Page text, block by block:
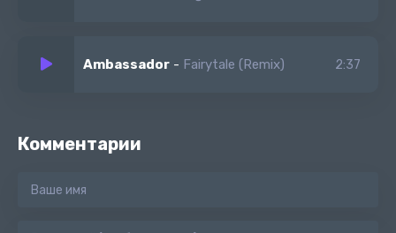
Ambassador - Fairytale (Remix) 2:37
Комментарии